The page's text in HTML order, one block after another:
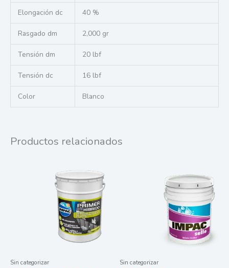
Elongación dc 40 %
Rasgado dm 2,000 gr
Tensión dm 20 lbf
Tensión dc 16 lbf
Color Blanco
Productos relacionados
Sin categorizar Sin categorizar